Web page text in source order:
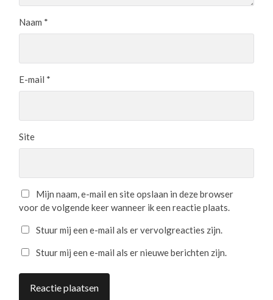
Naam *
E-mail *
Site
Mijn naam, e-mail en site opslaan in deze browser
voor de volgende keer wanneer ik een reactie plaats.
Stuur mij een e-mail als er vervolgreacties zijn.
Stuur mij een e-mail als er nieuwe berichten zijn.